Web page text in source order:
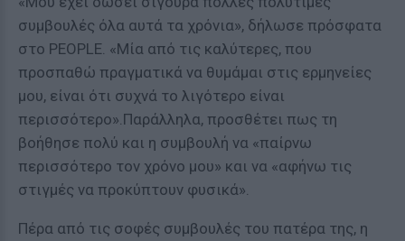
συμβουλές όλα αυτά τα χρόνια», δήλωσε πρόσφατα
στο PEOPLE. «Μία από τις καλύτερες, που
προσπαθώ πραγματικά να θυμάμαι στις ερμηνείες
μου, είναι ότι συχνά το λιγότερο είναι
περισσότερο».Παράλληλα, προσθέτει πως τη
βοήθησε πολύ και η συμβουλή να «παίρνω
περισσότερο τον χρόνο μου» και να «αφήνω τις
στιγμές να προκύπτουν φυσικά».
Πέρα από τις σοφές συμβουλές του πατέρα της, η